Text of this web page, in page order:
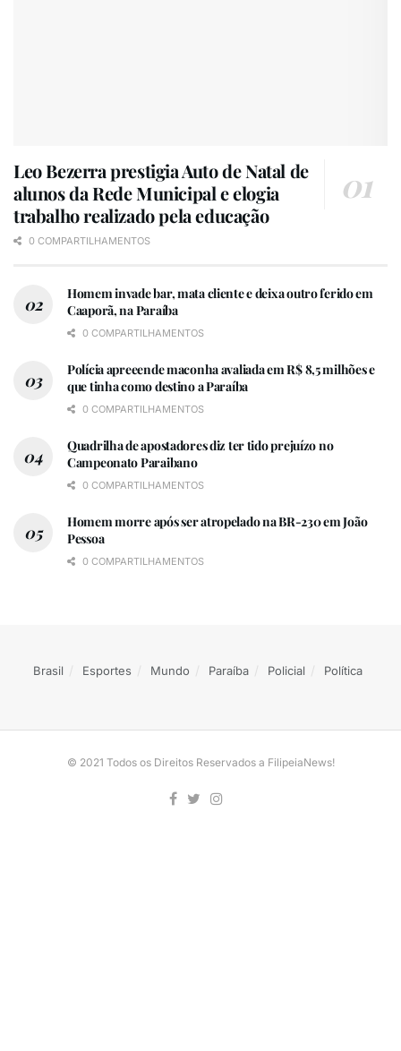
Leo Bezerra prestigia Auto de Natal de
alunos da Rede Municipal e elogia
trabalho realizado pela educação
0 COMPARTILHAMENTOS
Homem invade bar, mata cliente e deixa outro ferido em
Caaporã, na Paraíba
0 COMPARTILHAMENTOS
Polícia apreeende maconha avaliada em R$ 8,5 milhões e
que tinha como destino a Paraíba
0 COMPARTILHAMENTOS
Quadrilha de apostadores diz ter tido prejuízo no
Campeonato Paraibano
0 COMPARTILHAMENTOS
Homem morre após ser atropelado na BR-230 em João
Pessoa
0 COMPARTILHAMENTOS
Brasil Esportes Mundo Paraíba Policial Política
© 2021 Todos os Direitos Reservados a FilipeiaNews!